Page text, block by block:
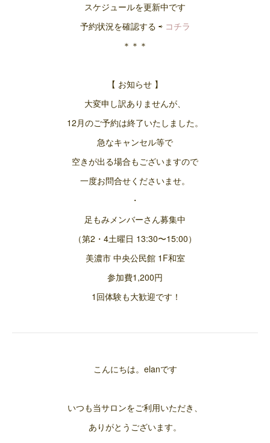
スケジュールを更新中です
予約状況を確認する ⇨ コチラ
＊＊＊
【 お知らせ 】
大変申し訳ありませんが、
12月のご予約は終了いたしました。
急なキャンセル等で
空きが出る場合もございますので
一度お問合せくださいませ。
・
足もみメンバーさん募集中
（第2・4土曜日 13:30〜15:00）
美濃市 中央公民館 1F和室
参加費1,200円
1回体験も大歓迎です！
こんにちは。elanです
いつも当サロンをご利用いただき、
ありがとうございます。